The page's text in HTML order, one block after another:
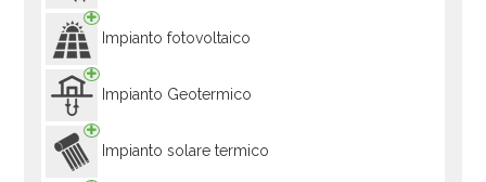
Impianto fotovoltaico
Impianto Geotermico
Impianto solare termico